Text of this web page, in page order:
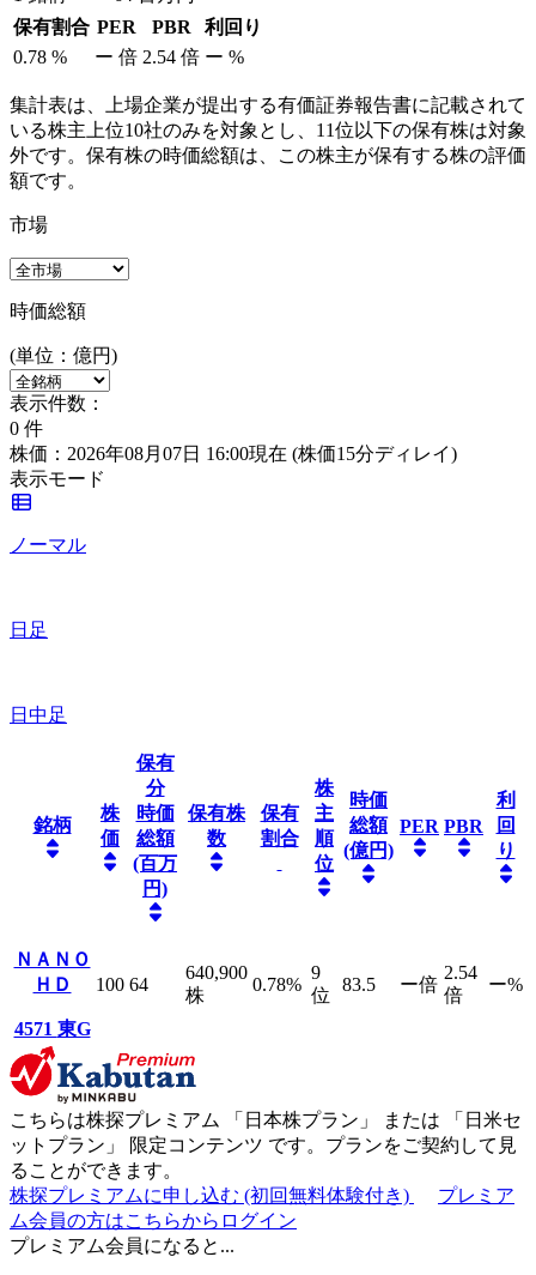
保有割合 PER PBR
利回り
0.78 % ー 倍 2.54 倍 ー %
集計表は、上場企業が提出する有価証券報告書に記載されて
いる株主上位10社のみを対象とし、11位以下の保有株は対象
外です。保有株の時価総額は、この株主が保有する株の評価
額です。
市場
時価総額
(単位：億円)
表示件数：
0 件
株価：2026年08月07日 16:00現在 (株価15分ディレイ)
表示モード
ノーマル
日足
日中足
銘柄
株
価
保有
分
時価
総額
(百万
円)
保有株
数
保有
割合
株
主
順
位
時価
総額
(億円)
PER PBR
利
回
り
ＮＡＮＯ
ＨＤ
4571 東G
100 64
640,900
株
0.78%
9
位
83.5 ー倍
2.54
倍
ー%
こちらは株探プレミアム 「 日本株プラン 」 または 「 日米セ
ットプラン 」 限定コンテンツ です。プランをご契約して見
ることができます。
株探プレミアムに申し込む (初回無料体験付き)
プレミア
ム会員の方はこちらからログイン
プレミアム会員になると...